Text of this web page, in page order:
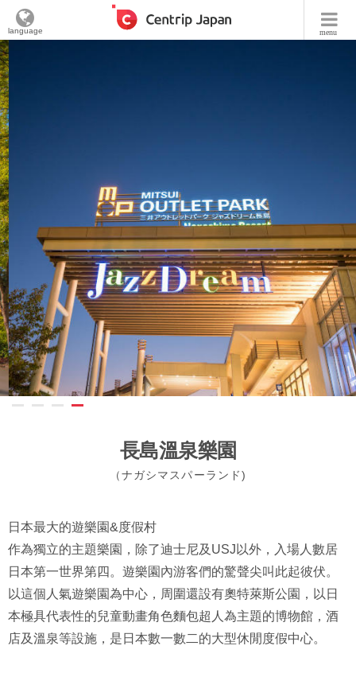
menu
language
長島溫泉樂園
（ナガシマスパーランド)
日本最大的遊樂園&度假村
作為獨立的主題樂園，除了迪士尼及USJ以外，入場人數居
日本第一世界第四。遊樂園內游客們的驚聲尖叫此起彼伏。
以這個人氣遊樂園為中心，周圍還設有奧特萊斯公園，以日
本極具代表性的兒童動畫角色麵包超人為主題的博物館，酒
店及溫泉等設施，是日本數一數二的大型休閒度假中心。